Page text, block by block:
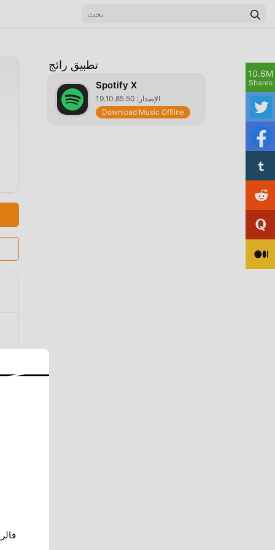
تطبيق رائج
Spotify X
الإصدار: 19.10.85.50
Download Music Offline
10.6M
Shares